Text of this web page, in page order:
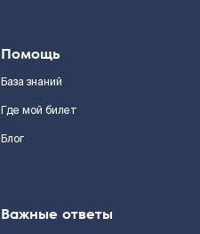
Помощь
База знаний
Где мой билет
Блог
Важные ответы